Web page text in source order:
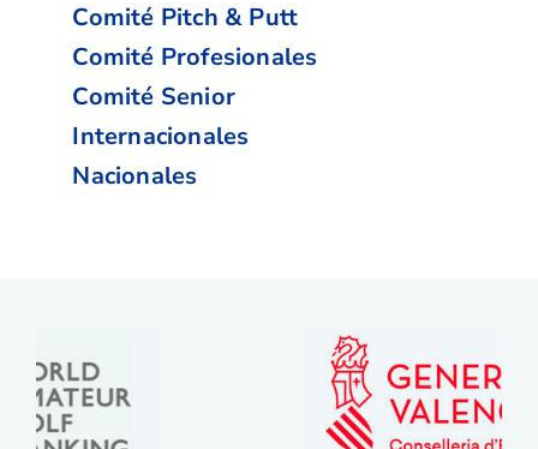
Comité Pitch & Putt
Comité Profesionales
Comité Senior
Internacionales
Nacionales